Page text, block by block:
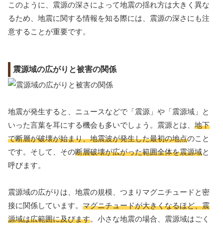
このように、震源の深さによって地震の揺れ方は大きく異な
るため、地震に関する情報を知る際には、震源の深さにも注
意することが重要です。
震源域の広がりと被害の関係
地震が発生すると、ニュースなどで「震源」や「震源域」と
いった言葉を耳にする機会も多いでしょう。震源とは、 地下
で断層が破壊が始まり、地震波が発生した最初の地点のこと
です。そして、その断層破壊が広がった範囲全体を震源域と
呼びます。
震源域の広がりは、地震の規模、つまりマグニチュードと密
接に関係しています。 マグニチュードが大きくなるほど、震
源域は広範囲に及びます。小さな地震の場合、震源域はごく